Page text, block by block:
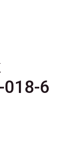
018-6